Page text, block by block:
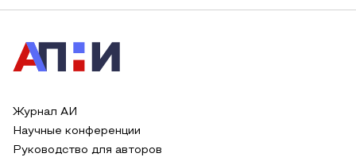
Журнал АИ
Научные конференции
Руководство для авторов